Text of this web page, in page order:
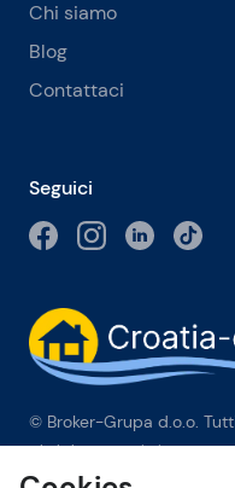
Chi siamo
Blog
Contattaci
Seguici
© Broker-Grupa d.o.o.
Obala kneza Branimira 1,